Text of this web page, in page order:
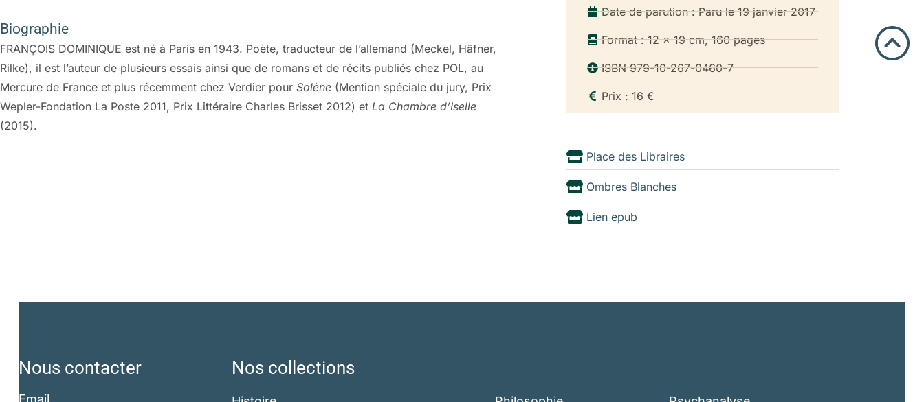
Biographie
FRANÇOIS DOMINIQUE est né à Paris en 1943. Poète, traducteur de l’allemand (Meckel, Häfner,
Rilke), il est l’auteur de plusieurs essais ainsi que de romans et de récits publiés chez POL, au
Mercure de France et plus récemment chez Verdier pour Solène (Mention spéciale du jury, Prix
Wepler-Fondation La Poste 2011, Prix Littéraire Charles Brisset 2012) et La Chambre d’Iselle
(2015).
Date de parution : Paru le 19 janvier 2017
Format : 12 x 19 cm, 160 pages
ISBN 979-10-267-0460-7
Prix : 16 €
Place des Libraires
Ombres Blanches
Lien epub
Nous contacter
Email
Nos collections